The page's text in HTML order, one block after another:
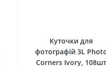
Куточки для
фотографій 3L
Corners Ivory, 108шт